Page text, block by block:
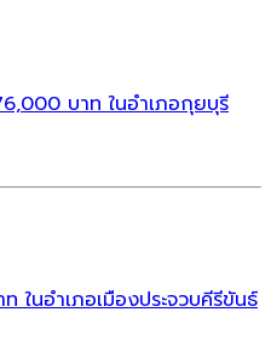
บาท ในอำเภอกุยบุรี
ในอำเภอเมืองประจวบคีรีขันธ์